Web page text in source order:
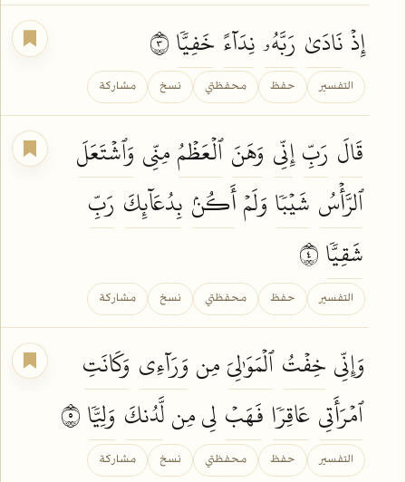
إِذۡنَادَىٰ رَبَّهُۥنِدَآءً خَفِيّٗا
التفسير حفظ محفظتي نسخ مشاركة
قَالَ رَبِّإِنِّي وَهَنَٱلۡعَظۡمُمِنِّي وَٱشۡتَعَلَ
ٱلرَّأۡسُ شَيۡبٗا وَلَمۡأَكُنۢ بِدُعَآئِكَ رَبِّ
شَقِيّٗا
التفسير حفظ محفظتي نسخ مشاركة
وَإِنِّيخِفۡتُٱلۡمَوَٰلِيَمِن وَرَآءِي وَكَانَتِ
ٱمۡرَأَتِي عَاقِرٗا فَهَبۡ لِي مِنلَّدُنكَ وَلِيّٗا
التفسير حفظ محفظتي نسخ مشاركة